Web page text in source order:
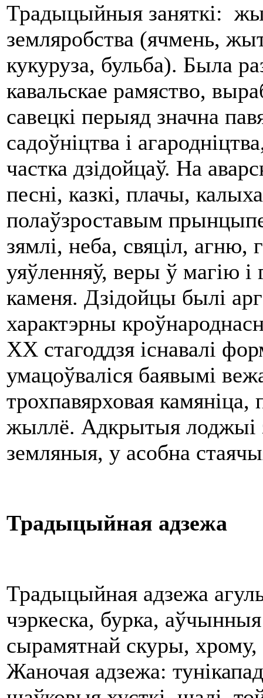
Традыцыйныя заняткі:
земляробства (ячмень,
кукуруза, бульба). Была
кавальскае рамяство,
савецкі перыяд значна
садоўніцтва і
частка дзідойцаў. На
песні, казкі, плачы,
полаўзроставым
зямлі, неба, свяціл, агню,
уяўленняў, веры ў магію і
каменя. Дзідойцы былі
характэрны
XX стагоддзя існавалі
умацоўваліся баявымі
трохпавярховая
жыллё. Адкрытыя лоджыі
земляныя, у асобна
Традыцыйная адзежа
Традыцыйная адзежа
чэркеска, бурка,
сырамятнай скуры, хрому,
Жаночая адзежа: